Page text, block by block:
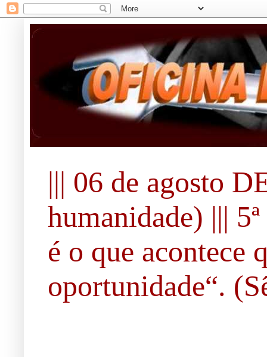
||| 06 de agosto
humanidade) |||
é o que acontece
oportunidade“.